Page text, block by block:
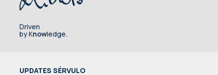
Driven
by Knowledge.
UPDATES SÉRVULO